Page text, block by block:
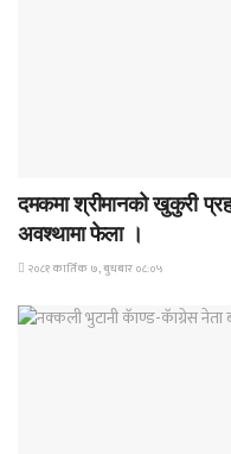
दमकमा श्रीमानको खुकुरी
अवश्थामा फेला ।
२०८१ कार्तिक ७, बुधबार ०८:०५